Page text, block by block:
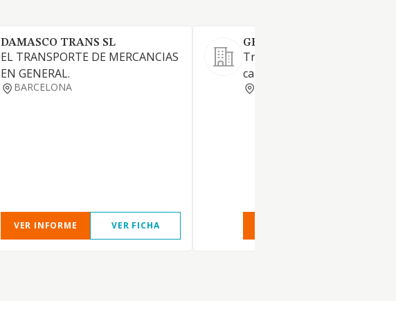
DAMASCO TRANS SL
EL TRANSPORTE DE MERCANCIAS
EN GENERAL.
BARCELONA
VER INFORME VER FICHA
GRUAS I TRANSPORTS JM
Transporte de mercancías
carretera.